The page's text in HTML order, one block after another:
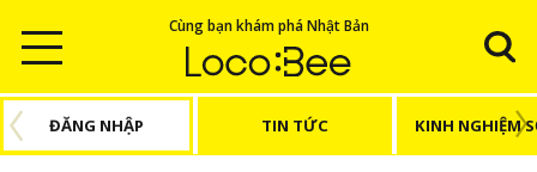
Cùng bạn khám phá Nhật Bản
ĐĂNG NHẬP TIN TỨC KINH NGHIỆM